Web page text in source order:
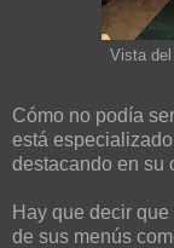
Vista del
Cómo no podía
está
destacando en su
Hay que decir
de sus menús